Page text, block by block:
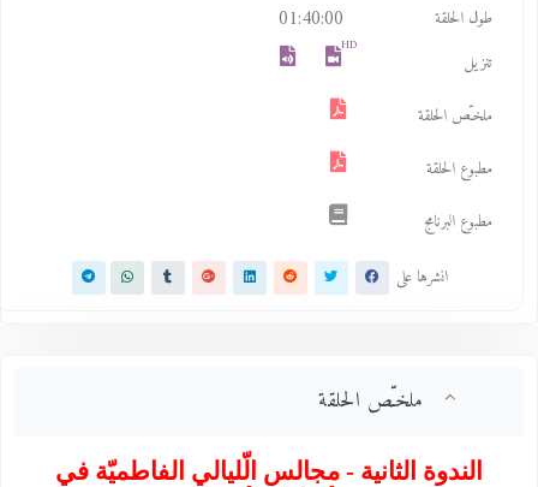
طول الحلقة 01:40:00
تنزيل
HD
ملخـّص الحلقة
مطبوع الحلقة
مطبوع البرنامج
انشرها على
ملخـّص الحلقة
الندوة الثانية - مجالس الّليالي الفاطميّة في